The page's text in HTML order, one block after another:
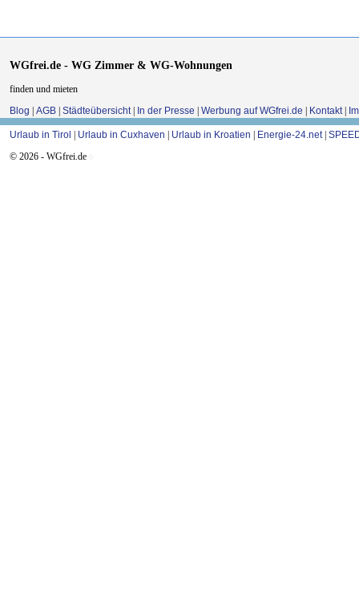
WGfrei.de - WG Zimmer & WG-Wohnungen
finden und mieten
Blog | AGB | Städteübersicht | In der Presse | Werbung auf WGfrei.de | Kontakt |
Urlaub in Tirol | Urlaub in Cuxhaven | Urlaub in Kroatien | Energie-24.net|
© 2026 - WGfrei.de